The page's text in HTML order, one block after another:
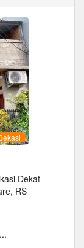
Dekat
RS